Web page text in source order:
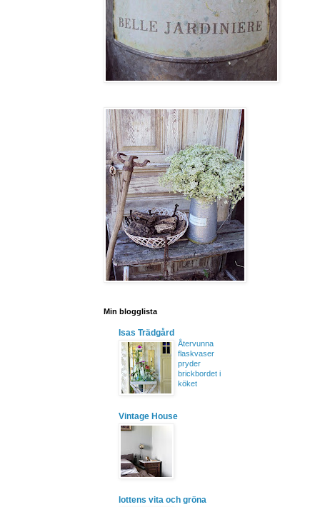
Min blogglista
Isas Trädgård
Återvunna
flaskvaser
pryder
brickbordet i
köket
Vintage House
lottens vita och gröna